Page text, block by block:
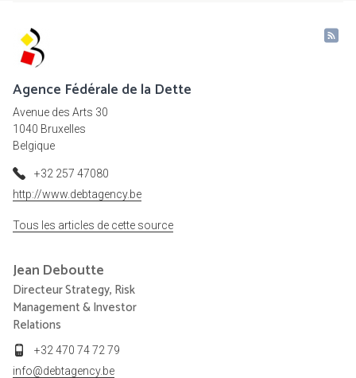
Agence Fédérale de la Dette
Avenue des Arts 30
1040 Bruxelles
Belgique
+32 257 47080
http://www.debtagency.be
Tous les articles de cette source
Jean Deboutte
Directeur Strategy, Risk
Management & Investor
Relations
+32 470 74 72 79
info@debtagency.be